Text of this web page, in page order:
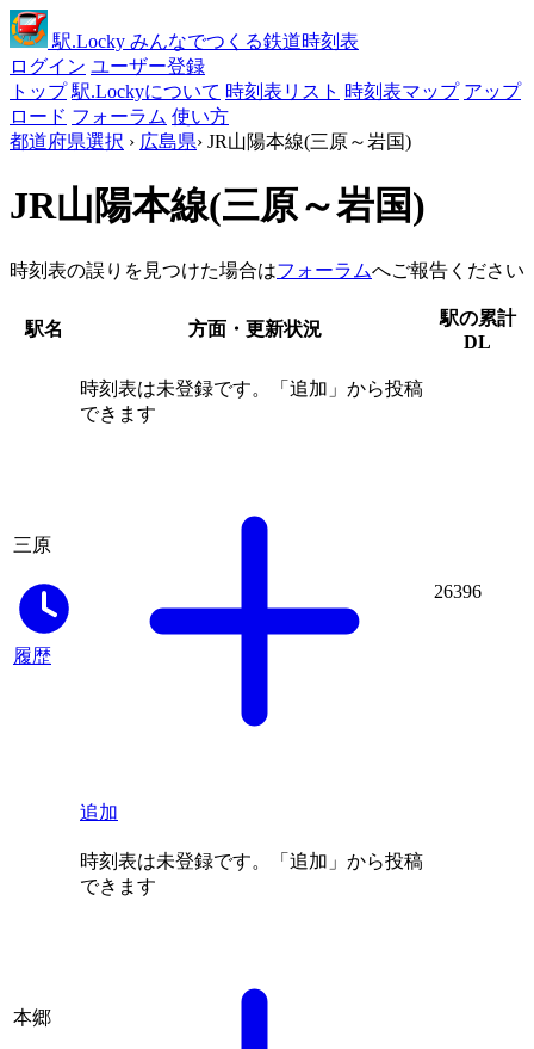
駅.Locky みんなでつくる鉄道時刻表
ログイン ユーザー登録
トップ 駅.Lockyについて 時刻表リスト 時刻表マップ アップ
ロード フォーラム 使い方
都道府県選択 › 広島県› JR山陽本線(三原～岩国)
JR山陽本線(三原～岩国)
時刻表の誤りを見つけた場合はフォーラムへご報告ください
駅名 方面・更新状況
駅の累計
DL
三原
履歴
時刻表は未登録です。「追加」から投稿
できます
追加
26396
本郷
時刻表は未登録です。「追加」から投稿
できます